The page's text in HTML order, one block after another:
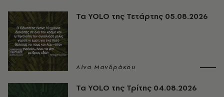
Τα YOLO της Τετάρτης 05.08.2026
Λίνα Μανδράκου
Τα YOLO της Τρίτης 04.08.2026